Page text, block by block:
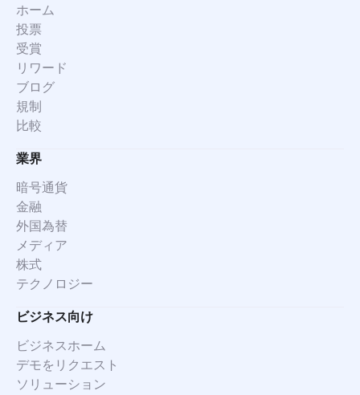
ホーム
投票
受賞
リワード
ブログ
規制
比較
業界
暗号通貨
金融
外国為替
メディア
株式
テクノロジー
ビジネス向け
ビジネスホーム
デモをリクエスト
ソリューション